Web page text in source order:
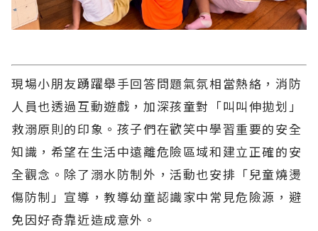
現場小朋友踴躍舉手回答問題氣氛相當熱絡，消防
人員也透過互動遊戲，加深孩童對「叫叫伸拋划」
救溺原則的印象。孩子們在歡笑中學習重要的安全
知識，希望在生活中遠離危險區域和建立正確的安
全觀念。除了溺水防制外，活動也安排「兒童燒燙
傷防制」宣導，教導幼童認識家中常見危險源，避
免因好奇靠近造成意外。